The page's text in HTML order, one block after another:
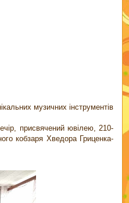
музичних інструментів
присвячений ювілею, 210-
кобзаря Хведора Гриценка-